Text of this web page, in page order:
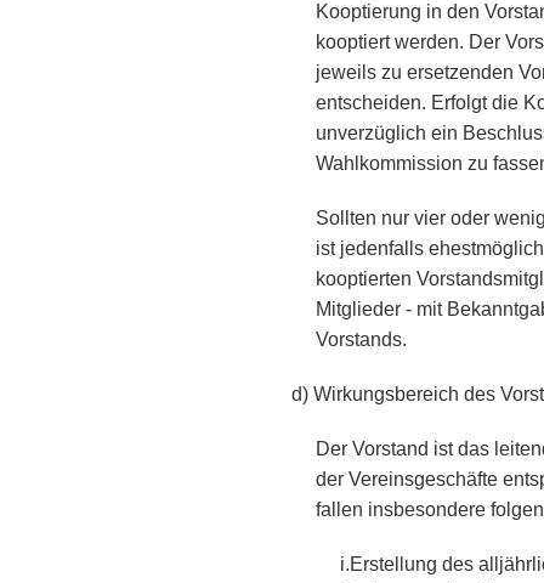
Kooptierung in den
kooptiert werden. Der
jeweils zu ersetzenden
entscheiden. Erfolgt die
unverzüglich ein
Wahlkommission zu
Sollten nur vier oder
ist jedenfalls
kooptierten
Mitglieder - mit
Vorstands.
d) Wirkungsbereich des
Der Vorstand ist das
der Vereinsgeschäfte
fallen insbesondere
i.Erstellung des